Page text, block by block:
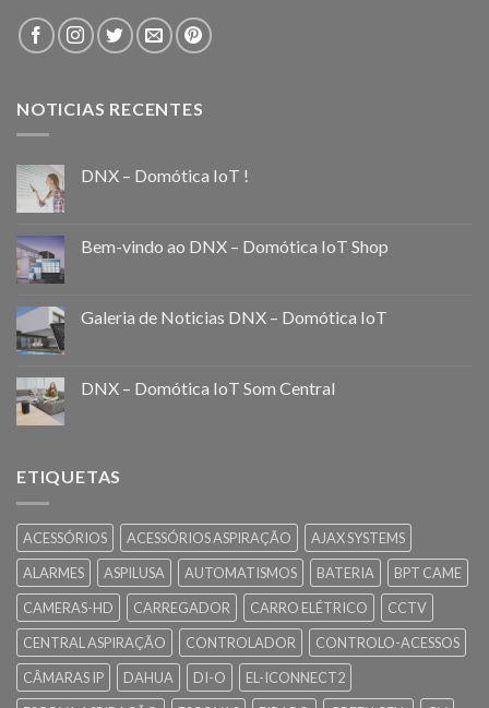
NOTICIAS RECENTES
DNX – Domótica IoT !
Bem-vindo ao DNX – Domótica IoT Shop
Galeria de Noticias DNX – Domótica IoT
DNX – Domótica IoT Som Central
ETIQUETAS
ACESSÓRIOS ACESSÓRIOS ASPIRAÇÃO
AJAX SYSTEMS
ALARMES
ASPILUSA AUTOMATISMOS BATERIA
BPT CAME
CAMERAS-HD
CARREGADOR CARRO ELÉTRICO
CCTV
CENTRAL ASPIRAÇÃO
CONTROLADOR
CONTROLO-ACESSOS
CÂMARAS IP
DAHUA DI-O
EL-ICONNECT2